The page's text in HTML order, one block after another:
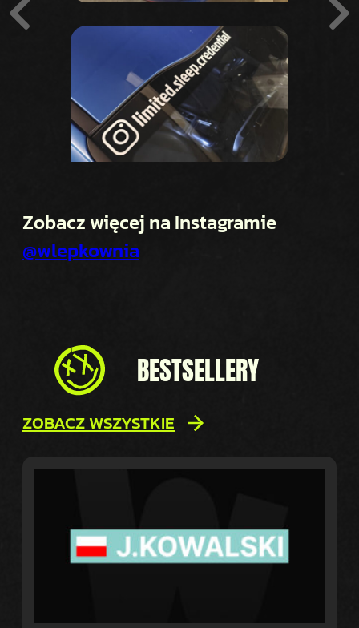
Zobacz więcej na Instagramie
@wlepkownia
BESTSELLERY
ZOBACZ WSZYSTKIE